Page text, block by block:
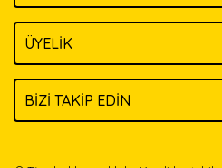
ÜYELİK
BİZİ TAKİP EDİN